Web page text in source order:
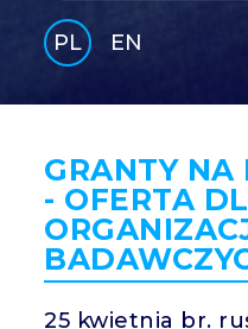
PL
EN
SH
GRANTY NA
- OFERTA
25 kwietnia br.